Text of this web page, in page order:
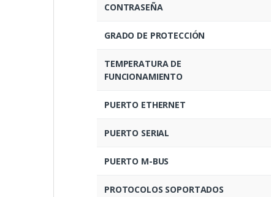
CONTRASEÑA
GRADO DE PROTECCIÓN
TEMPERATURA DE
FUNCIONAMIENTO
PUERTO ETHERNET
PUERTO SERIAL
PUERTO M-BUS
PROTOCOLOS SOPORTADOS